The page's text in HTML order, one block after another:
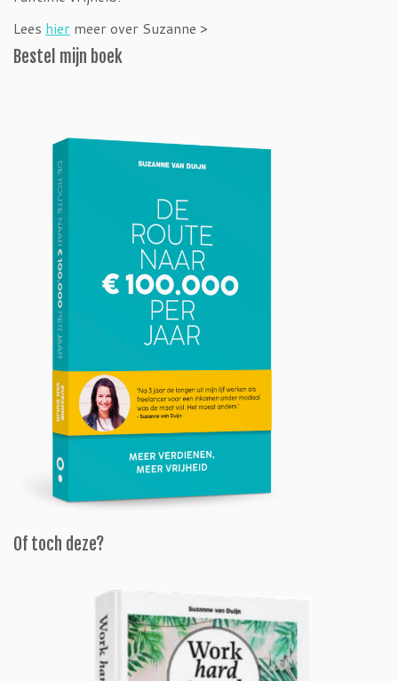
Lees hier meer over Suzanne >
Bestel mijn boek
Of toch deze?